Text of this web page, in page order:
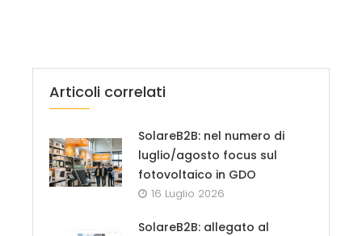
Articoli correlati
SolareB2B: nel numero di
luglio/agosto focus sul
fotovoltaico in GDO
16 Luglio 2026
SolareB2B: allegato al